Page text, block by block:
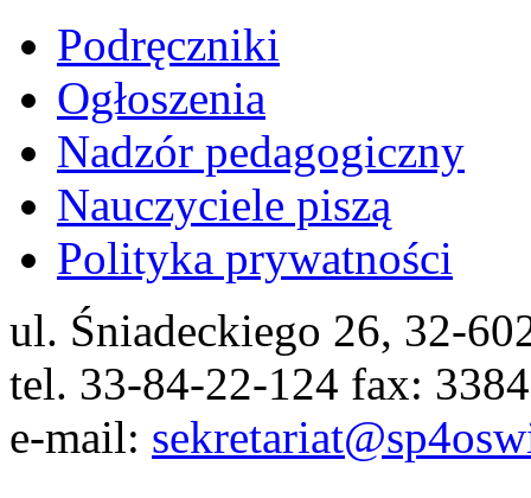
Podręczniki
Ogłoszenia
Nadzór pedagogiczny
Nauczyciele piszą
Polityka prywatności
ul. Śniadeckiego 26, 32-
tel. 33-84-22-124 fax:
e-mail: